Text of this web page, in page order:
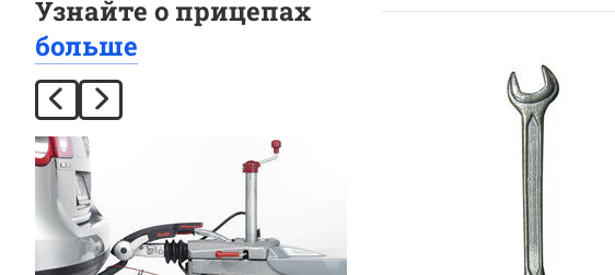
Узнайте о прицепах
больше